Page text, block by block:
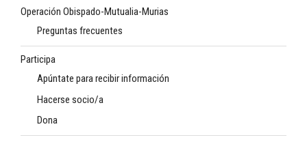
Operación Obispado-Mutualia-Murias
Preguntas frecuentes
Participa
Apúntate para recibir información
Hacerse socio/a
Dona